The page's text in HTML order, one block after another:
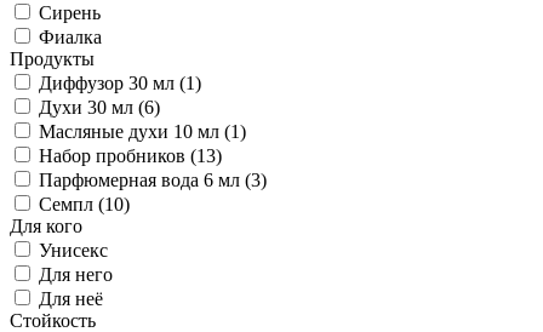
Сирень
Фиалка
Продукты
Диффузор 30 мл (1)
Духи 30 мл (6)
Масляные духи 10 мл (1)
Набор пробников (13)
Парфюмерная вода 6 мл (3)
Семпл (10)
Для кого
Унисекс
Для него
Для неё
Стойкость